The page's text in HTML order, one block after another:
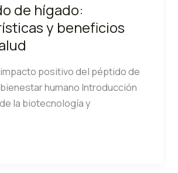
de hígado:
y beneficios
positivo del péptido de
humano Introducción
la biotecnología y